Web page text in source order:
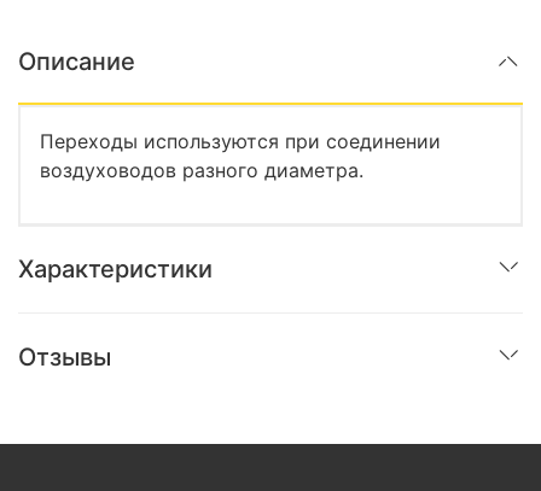
Описание
Переходы используются при соединении
воздуховодов разного диаметра.
Характеристики
Отзывы